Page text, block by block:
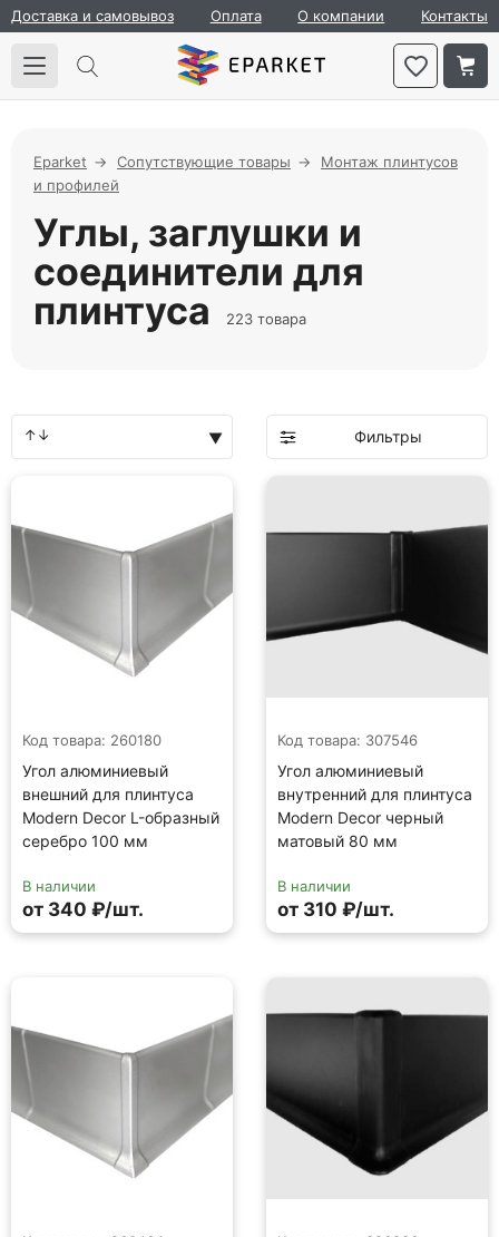
Доставка и самовывоз Оплата О компании Контакты
Eparket Сопутствующие товары
Монтаж плинтусов
и профилей
Углы, заглушки и
соединители для
плинтуса
223 товара
Фильтры
Код товара: 260180
Угол алюминиевый
внешний для плинтуса
Modern Decor L-образный
серебро 100 мм
В наличии
от 340 ₽/шт.
Код товара: 307546
Угол алюминиевый
внутренний для плинтуса
Modern Decor черный
матовый 80 мм
В наличии
от 310 ₽/шт.